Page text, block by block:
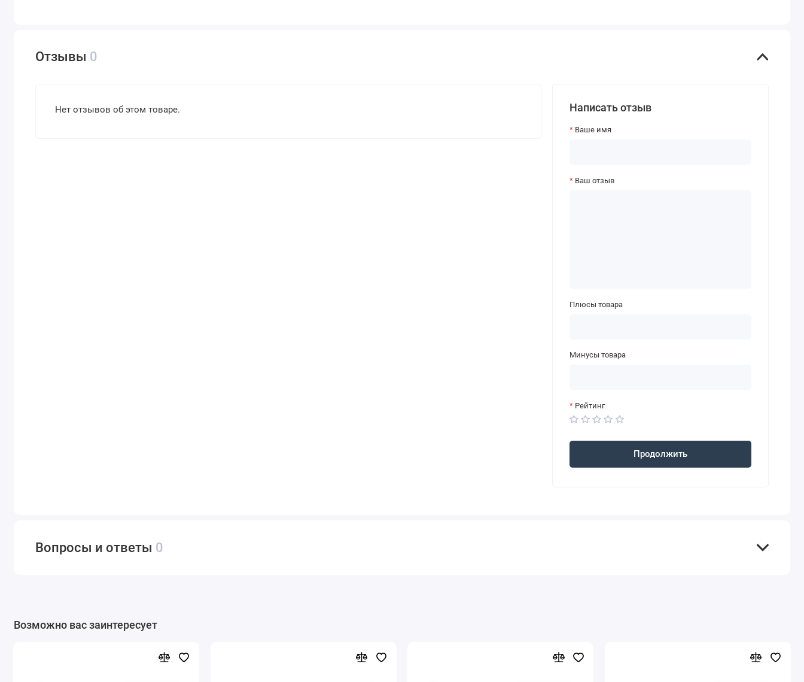
Отзывы 0
Нет отзывов об этом товаре. Написать отзыв
Ваше имя
Ваш отзыв
Плюсы товара
Минусы товара
Рейтинг
Продолжить
Вопросы и ответы 0
Возможно вас заинтересует